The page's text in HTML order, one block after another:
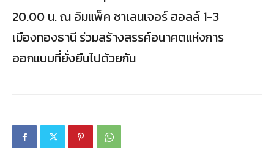
20.00 น. ณ อิมแพ็ค ชาเลนเจอร์ ฮอลล์ 1-3
เมืองทองธานี ร่วมสร้างสรรค์อนาคตแห่งการ
ออกแบบที่ยั่งยืนไปด้วยกัน